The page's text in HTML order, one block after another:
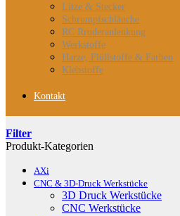
Litze & Stecker
Schrumpfschläuche
RC Rruderanlenkung
Werkstoffe
Harze, Flüllstoffe & Farben
Klebstoffe
Kontakt
Filter
Produkt-Kategorien
AXi
CNC & 3D-Druck Werkstücke
3D Druck Werkstücke
CNC Werkstücke